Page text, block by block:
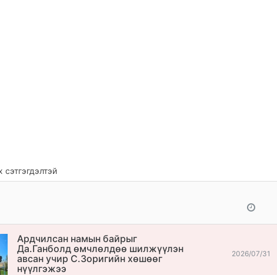
Ардчилсан намын байрыг
Да.Ганболд өмчлөлдөө шилжүүлэн
авсан учир С.Зоригийн хөшөөг
нүүлгэжээ
2026/07/31